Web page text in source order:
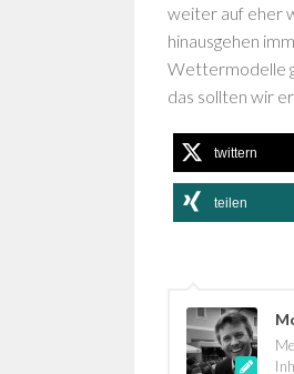
weiter auf eher
hinausgehen
Wettermodelle
das sollten wir
twittern
teilen